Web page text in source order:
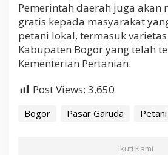
Pemerintah daerah juga
gratis kepada masyarakat
petani lokal, termasuk
Kabupaten Bogor yang telah
Kementerian Pertanian.
Post Views: 3,650
Bogor Pasar Garuda Petani
Ikuti Kami